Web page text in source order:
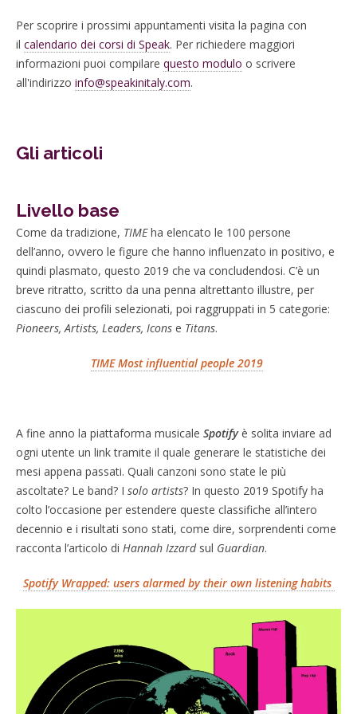
Per scoprire i prossimi appuntamenti visita la pagina con
il calendario dei corsi di Speak. Per richiedere maggiori
informazioni puoi compilare questo modulo o scrivere
all'indirizzo info@speakinitaly.com.
Gli articoli
Livello base
Come da tradizione, TIMEha elencato le 100 persone
dell’anno, ovvero le figure che hanno influenzato in positivo, e
quindi plasmato, questo 2019 che va concludendosi. C’è un
breve ritratto, scritto da una penna altrettanto illustre, per
ciascuno dei profili selezionati, poi raggruppati in 5 categorie:
Pioneers, Artists, Leaders, Icons e Titans.
TIME Most influential people 2019
A fine anno la piattaforma musicale Spotifyè solita inviare ad
ogni utente un link tramite il quale generare le statistiche dei
mesi appena passati. Quali canzoni sono state le più
ascoltate? Le band? I solo artists? In questo 2019 Spotify ha
colto l’occasione per estendere queste classifiche all’intero
decennio e i risultati sono stati, come dire, sorprendenti come
racconta l’articolo di Hannah Izzardsul Guardian.
Spotify Wrapped: users alarmed by their own listening habits